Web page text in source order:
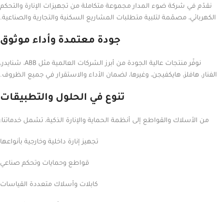
نقدّم في شركة ضوء المدار مجموعة متكاملة من تجهيزات الإنارة والتحكم
الكهربائي، مصمّمة لتلبية متطلبات المشاريع السكنية والتجارية والصناعية.
جودة معتمدة وأداء موثوق
نوفّر منتجات عالية الجودة من أبرز الشركات العالمية مثل ABB، شنايدر،
الفنار، هافلز، هايكفيجن، وغيرها، لضمان الأداء والاستقرار في جميع الظروف.
تنوع في الحلول والتطبيقات
من الأسلاك والقواطع إلى أنظمة الحماية والإنارة الذكية، تشمل خدماتنا:
تجهيز إنارة داخلية وخارجية بأنواعها
قواطع وحمايات وتحكم صناعي
كابلات وأسلاك متعددة القياسات